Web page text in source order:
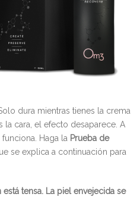
Solo dura mientras tienes la crema
la cara, el efecto desaparece. A
Haga la Prueba de
se explica a continuación para
está tensa. La piel envejecida se